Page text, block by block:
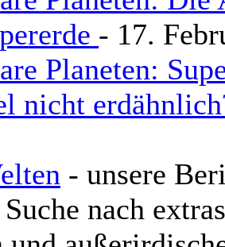
- 17.
Planeten:
nicht
- unsere
nach